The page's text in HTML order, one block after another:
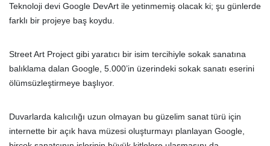
Teknoloji devi Google DevArt ile yetinmemiş olacak ki; şu günlerde
farklı bir projeye baş koydu.
Street Art Project gibi yaratıcı bir isim tercihiyle sokak sanatına
balıklama dalan Google, 5.000’in üzerindeki sokak sanatı eserini
ölümsüzleştirmeye başlıyor.
Duvarlarda kalıcılığı uzun olmayan bu güzelim sanat türü için
internette bir açık hava müzesi oluşturmayı planlayan Google,